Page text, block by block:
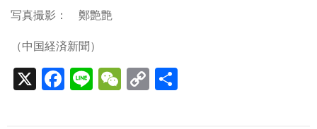
写真撮影： 鄭艶艶
（中国経済新聞）
X F
a
Li
n
W
e
C
o